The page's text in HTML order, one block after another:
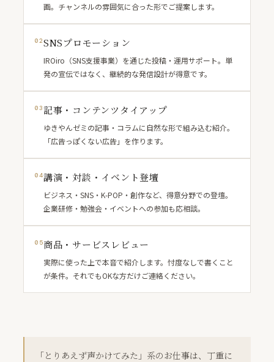
画。チャンネルの雰囲気に合った形でご提案します。
02SNSプロモーション
IROiro（SNS支援事業）を通じた投稿・運用サポート。単
発の宣伝ではなく、継続的な発信設計が得意です。
03記事・コンテンツタイアップ
ゆきやんゼミの記事・コラムに自然な形で組み込む紹介。
「広告っぽくない広告」を作ります。
04講演・対談・イベント登壇
ビジネス・SNS・K-POP・創作など、得意分野での登壇。
企業研修・勉強会・イベントへの参加も応相談。
05商品・サービスレビュー
実際に使った上で本音で紹介します。忖度なしで書くこと
が条件。それでもOKな方だけご連絡ください。
「とりあえず声かけてみた」系のお仕事は、丁重に